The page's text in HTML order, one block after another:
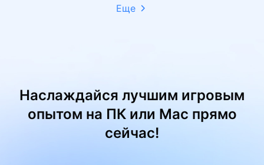
Еще
Наслаждайся лучшим игровым
опытом на ПК или Mac прямо
сейчас!